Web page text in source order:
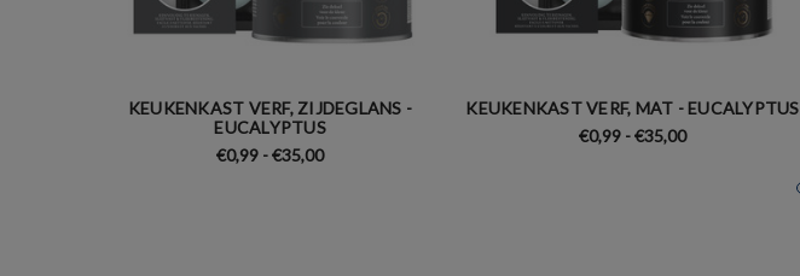
KEUKENKAST VERF, ZIJDEGLANS -
EUCALYPTUS
€0,99 - €35,00
KEUKENKAST VERF, MAT - EUCALYPTUS
€0,99 - €35,00